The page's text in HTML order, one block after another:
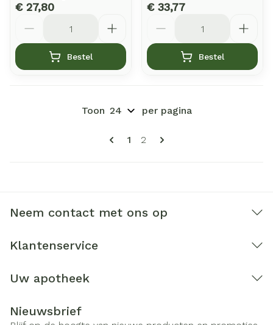
€ 27,80
Bestel
€ 33,77
Bestel
Pagina's
U lees momenteel pagina
1 Pagina
2
Toon per pagina
Neem contact met ons op
Klantenservice
Uw apotheek
Nieuwsbrief